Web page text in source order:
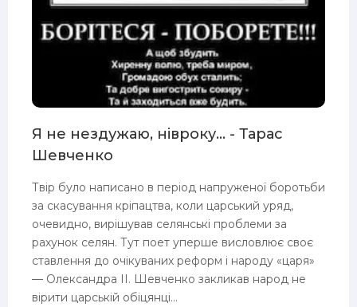
Я не нездужаю, нівроку... - Тарас
Шевченко
Твір було написано в період напруженої боротьби
за скасування кріпацтва, коли царський уряд,
очевидно, вирішував селянські проблеми за
рахунок селян. Тут поет уперше висловлює своє
ставлення до очікуваних реформ і народу «царя»
— Олександра II. Шевченко закликав народ не
вірити царській обіцянці...